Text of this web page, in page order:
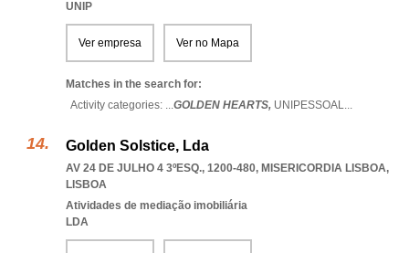
UNIP
Ver empresa Ver no Mapa
Matches in the search for:
Activity categories: ...GOLDEN HEARTS, UNIPESSOAL...
Golden Solstice, Lda
AV 24 DE JULHO 4 3ºESQ., 1200-480, MISERICORDIA LISBOA,
LISBOA
Atividades de mediação imobiliária
LDA